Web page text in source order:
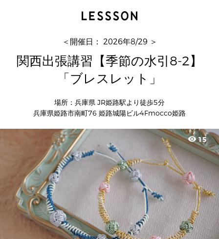
関西出張講習【季節の水引8-2】「ブレスレット」
＜開催日： 2026年8/29 ＞
関西出張講習【季節の水引8-2】
「ブレスレット」
場所：兵庫県 JR姫路駅より徒歩5分
兵庫県姫路市南町76 姫路城陽ビル4Fmocco姫路
visibility15